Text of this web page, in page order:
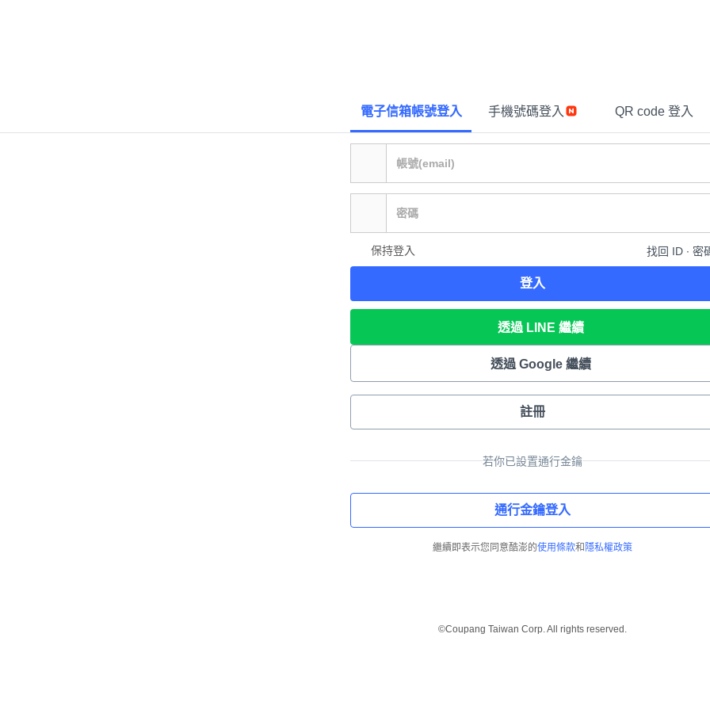
電子信箱帳號登入 手機號碼登入 QR code 登入
保持登入 找回 ID ∙ 密
登入
透過 LINE 繼續
透過 Google 繼續
註冊
若你已設置通行金鑰
通行金鑰登入
繼續即表示您同意酷澎的使用條款和 隱私權政策
©Coupang Taiwan Corp. All rights reserved.